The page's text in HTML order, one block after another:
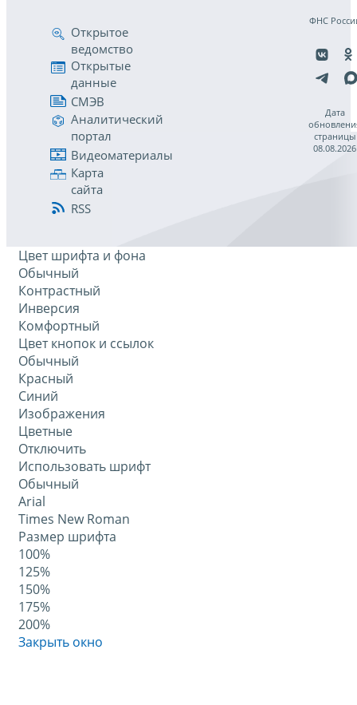
Открытое
ведомство
Открытые
данные
СМЭВ
Аналитический
портал
Видеоматериалы
Карта
сайта
RSS
ФНС
Дата
страницы
08.08.2026
Цвет шрифта и фона
Обычный
Контрастный
Инверсия
Комфортный
Цвет кнопок и ссылок
Обычный
Красный
Синий
Изображения
Цветные
Отключить
Использовать шрифт
Обычный
Arial
Times New Roman
Размер шрифта
100%
125%
150%
175%
200%
Закрыть окно